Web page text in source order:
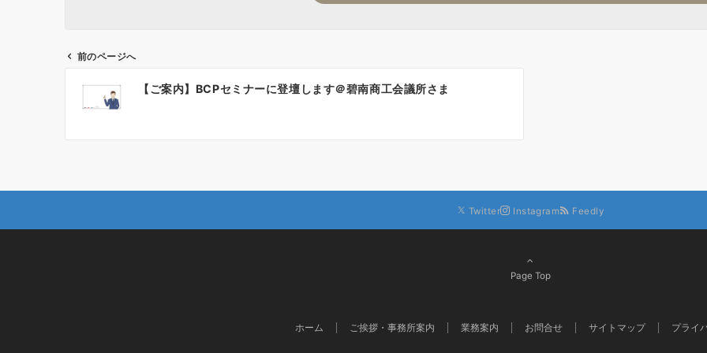
シ
ン
前のページへ
【ご案内】BCPセミナーに登壇します＠碧南商工会議所さま
Twitter Instagram Feedly
Page Top
ホーム ご挨拶・事務所案内 業務案内 お問合せ サイトマップ プライ